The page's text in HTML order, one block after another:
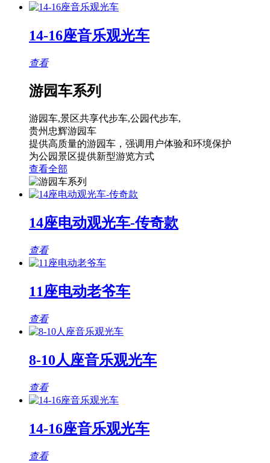
14-16座音乐观光车
查看
游园车系列
游园车,景区共享代步车,公园代步车,
贵州忠辉游园车
提供高质量的游园车，强调用户体验和环境保护
为公园景区提供新型游览方式
查看全部
14座电动观光车-传奇款
查看
11座电动老爷车
查看
8-10人座音乐观光车
查看
14-16座音乐观光车
查看